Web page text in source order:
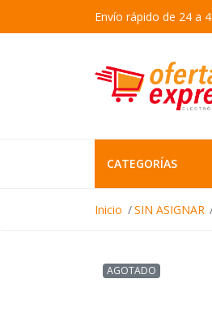
Envío rápido de 24 a
CATEGORÍAS
Inicio SIN ASIGNAR
AGOTADO